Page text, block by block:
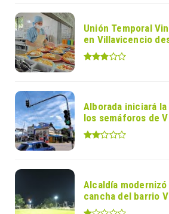
Unión Temporal
en Villavicencio
Alborada iniciará
los semáforos de
Alcaldía
cancha del barrio